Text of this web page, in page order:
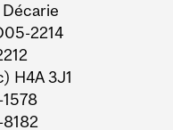
2214
H4A 3J1